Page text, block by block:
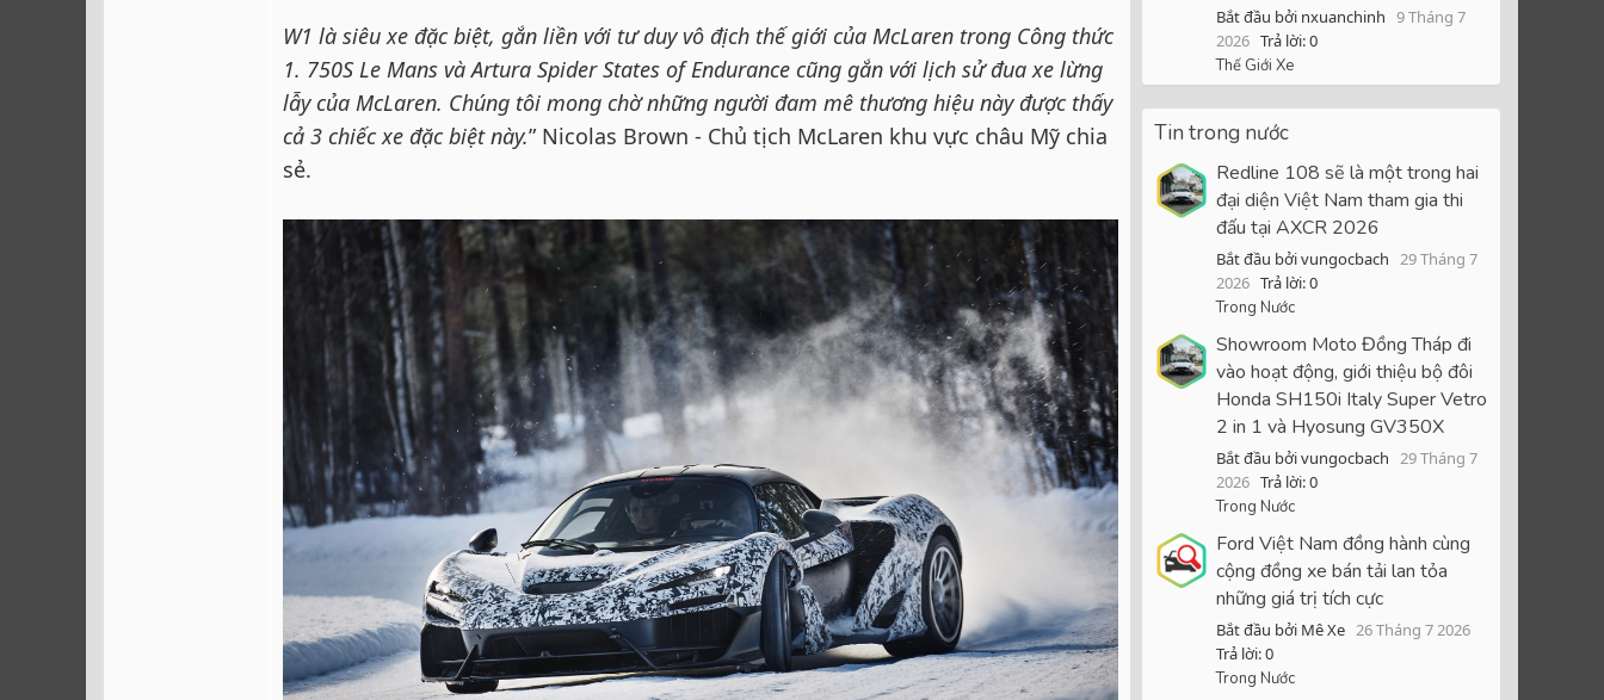
W1 là siêu xe đặc biệt, gắn liền với tư duy vô địch thế giới của McLaren trong Công thức
1. 750S Le Mans và Artura Spider States of Endurance cũng gắn với lịch sử đua xe lừng
lẫy của McLaren. Chúng tôi mong chờ những người đam mê thương hiệu này được thấy
cả 3 chiếc xe đặc biệt này.” Nicolas Brown - Chủ tịch McLaren khu vực châu Mỹ chia
sẻ.
Bắt đầu bởi nxuanchinh 9 Tháng 7
2026 Trả lời: 0
Thế Giới Xe
Tin trong nước
Redline 108 sẽ là một trong hai
đại diện Việt Nam tham gia thi
đấu tại AXCR 2026
Bắt đầu bởi vungocbach 29 Tháng 7
2026 Trả lời: 0
Trong Nước
Showroom Moto Đồng Tháp đi
vào hoạt động, giới thiệu bộ đôi
Honda SH150i Italy Super Vetro
2 in 1 và Hyosung GV350X
Bắt đầu bởi vungocbach 29 Tháng 7
2026 Trả lời: 0
Trong Nước
Ford Việt Nam đồng hành cùng
cộng đồng xe bán tải lan tỏa
những giá trị tích cực
Bắt đầu bởi Mê Xe 26 Tháng 7 2026
Trả lời: 0
Trong Nước